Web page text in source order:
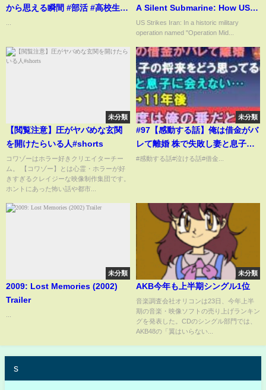
から思える瞬間 #部活 #高校生 #
A Silent Submarine: How US
Hit Iran's Nuclear Core | Op
Midnight Hammer
US Strikes Iran: In a historic military
operation named "Operation Mid...
未分類
【閲覧注意】圧がヤバめな玄関
を開けたらいる人#shorts
コワゾーはホラー好きクリエイターチー
ム。 【コワゾー】とは心霊・ホラーが好
きすぎるクレイジーな映像制作集団です。
ホントにあった怖い話や都市...
未分類
#97【感動する話】俺は借金がバ
レて離婚 株で失敗し妻と息子に
会えない 11年後、突然、携帯に
【朗読】
#感動する話#泣ける話#借金...
未分類
2009: Lost Memories (2002)
Trailer
未分類
AKB今年も上半期シングル1位
音楽調査会社オリコンは23日、今年上半
期の音楽・映像ソフトの売り上げランキン
グを発表した。CDのシングル部門では、
AKB48の「翼はいらない...
s